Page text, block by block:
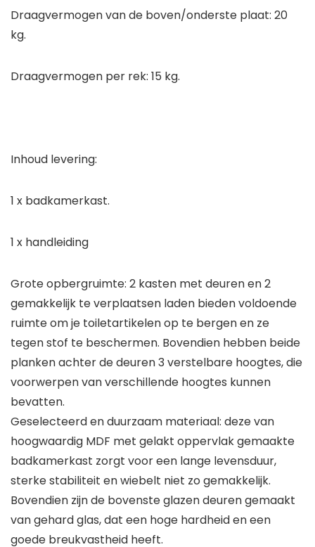
Draagvermogen van de boven/onderste plaat: 20
kg.
Draagvermogen per rek: 15 kg.
Inhoud levering:
1 x badkamerkast.
1 x handleiding
Grote opbergruimte: 2 kasten met deuren en 2
gemakkelijk te verplaatsen laden bieden voldoende
ruimte om je toiletartikelen op te bergen en ze
tegen stof te beschermen. Bovendien hebben beide
planken achter de deuren 3 verstelbare hoogtes, die
voorwerpen van verschillende hoogtes kunnen
bevatten.
Geselecteerd en duurzaam materiaal: deze van
hoogwaardig MDF met gelakt oppervlak gemaakte
badkamerkast zorgt voor een lange levensduur,
sterke stabiliteit en wiebelt niet zo gemakkelijk.
Bovendien zijn de bovenste glazen deuren gemaakt
van gehard glas, dat een hoge hardheid en een
goede breukvastheid heeft.